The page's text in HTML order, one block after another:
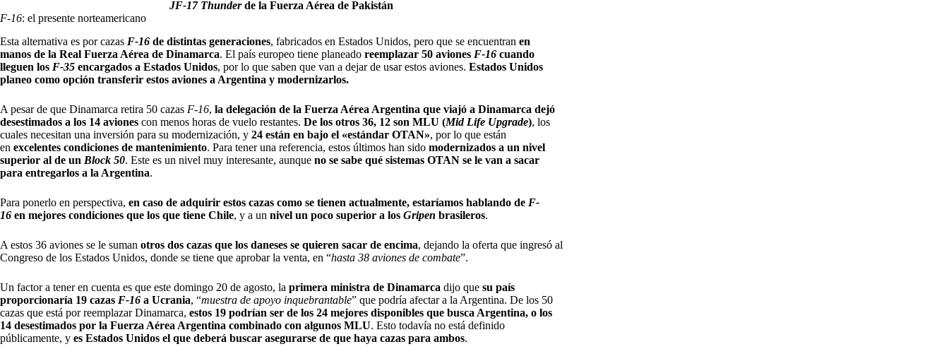
JF-17 Thunderde la Fuerza Aérea de Pakistán
F-16: el presente norteamericano
Esta alternativa es por cazas F-16 de distintas generaciones, fabricados en Estados Unidos, pero que se encuentran en
manos de la Real Fuerza Aérea de Dinamarca. El país europeo tiene planeado reemplazar 50 aviones F-16 cuando
lleguen los F-35 encargados a Estados Unidos, por lo que saben que van a dejar de usar estos aviones. Estados Unidos
planeo como opción transferir estos aviones a Argentina y modernizarlos.
A pesar de que Dinamarca retira 50 cazas F-16, la delegación de la Fuerza Aérea Argentina que viajó a Dinamarca dejó
desestimados a los 14 aviones con menos horas de vuelo restantes. De los otros 36, 12 son MLU (Mid Life Upgrade), los
cuales necesitan una inversión para su modernización, y 24 están en bajo el «estándar OTAN», por lo que están
en excelentes condiciones de mantenimiento. Para tener una referencia, estos últimos han sido modernizados a un nivel
superior al de un Block 50. Este es un nivel muy interesante, aunque no se sabe qué sistemas OTAN se le van a sacar
para entregarlos a la Argentina.
Para ponerlo en perspectiva, en caso de adquirir estos cazas como se tienen actualmente, estaríamos hablando de F-
16 en mejores condiciones que los que tiene Chile, y a un nivel un poco superior a los Gripen brasileros.
A estos 36 aviones se le suman otros dos cazas que los daneses se quieren sacar de encima, dejando la oferta que ingresó al
Congreso de los Estados Unidos, donde se tiene que aprobar la venta, en “hasta 38 aviones de combate”.
Un factor a tener en cuenta es que este domingo 20 de agosto, la primera ministra de Dinamarca dijo que su país
proporcionaría 19 cazas F-16 a Ucrania, “muestra de apoyo inquebrantable” que podría afectar a la Argentina. De los 50
cazas que está por reemplazar Dinamarca, estos 19 podrían ser de los 24 mejores disponibles que busca Argentina, o los
14 desestimados por la Fuerza Aérea Argentina combinado con algunos MLU. Esto todavía no está definido
públicamente, y es Estados Unidos el que deberá buscar asegurarse de que haya cazas para ambos.